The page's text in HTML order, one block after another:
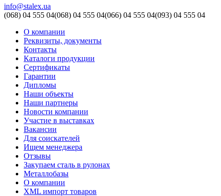
info@stalex.ua
(068) 04 555 04(068) 04 555 04(066) 04 555 04(093) 04 555 04
О компании
Реквизиты, документы
Контакты
Каталоги продукции
Сертификаты
Гарантии
Дипломы
Наши объекты
Наши партнеры
Новости компании
Участие в выставках
Вакансии
Для соискателей
Ищем менеджера
Отзывы
Закупаем сталь в рулонах
Металлобазы
О компании
XML импорт товаров